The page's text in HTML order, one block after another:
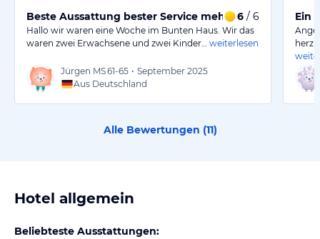
Beste Aussattung bester Service mehr geht nicht
6 / 6
Hallo wir waren eine Woche im Bunten Haus. Wir das
waren zwei Erwachsene und zwei Kinder…
weiterlesen
Jürgen MS61-65 • September 2025
Aus Deutschland
Ein
Alle Bewertungen (11)
Hotel allgemein
Beliebteste Ausstattungen: